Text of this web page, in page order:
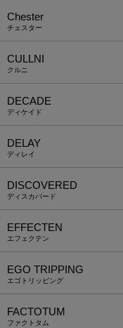
Chester
チェスター
CULLNI
クルニ
DECADE
ディケイド
DELAY
ディレイ
DISCOVERED
ディスカバード
EFFECTEN
エフェクテン
EGO TRIPPING
エゴトリッピング
FACTOTUM
ファクトタム